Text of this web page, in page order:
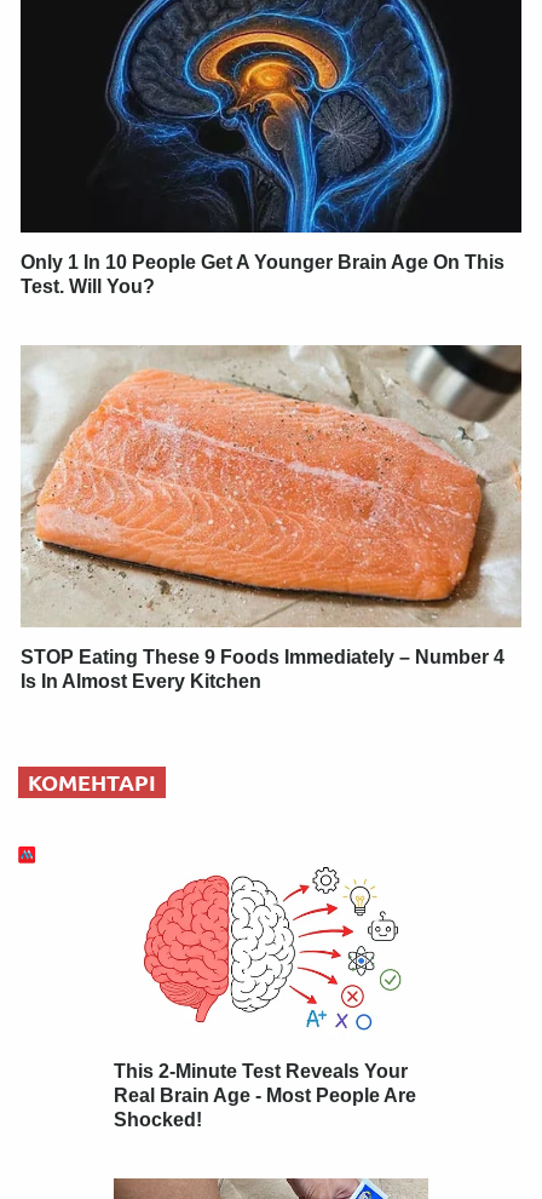
Only 1 In 10 People Get A Younger Brain Age On This
Test. Will You?
STOP Eating These 9 Foods Immediately – Number 4
Is In Almost Every Kitchen
КОМЕНТАРІ